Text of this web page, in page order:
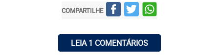
COMPARTILHE
LEIA 1 COMENTÁRIOS